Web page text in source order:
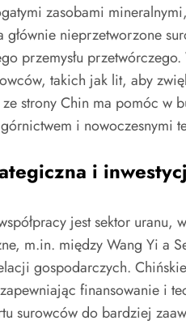
zasobami
głównie nieprzetworzone
przemysłu
takich jak lit, aby
strony Chin ma pomóc w
i nowoczesnymi
i
jest sektor
m.in. między Wang Yi a
gospodarczych.
finansowanie i
surowców do bardziej